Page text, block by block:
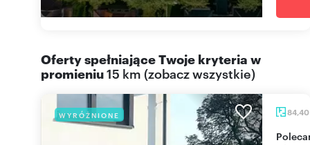
Oferty spełniające Twoje kryteria w
promieniu15 km (zobacz wszystkie)
WYRÓŻNIONE 84,40
Polecam nowoczesny dom 84,4 m² z pełną